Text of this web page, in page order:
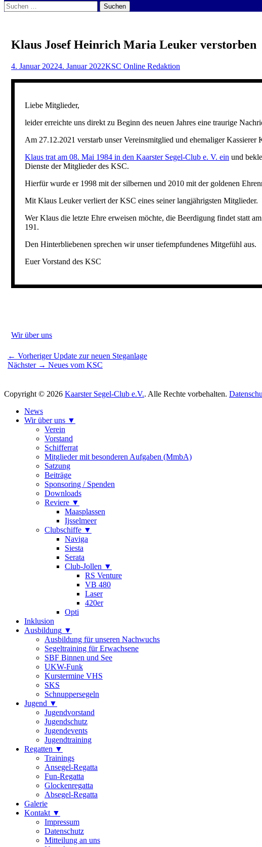
Suchen
Suchen
nach:
Klaus Josef Heinrich Maria Leuker verstorben
Veröffentlicht
4. Januar 20224. Januar 2022Autor
KSC Online Redaktion
Liebe Mitglieder,
leider erreichte uns direkt zu Beginn des neuen Jahres eine traurige
Am 27.12.2021 verstarb unser Vereinsmitglied und ehemaliger Kassierer
Klaus trat am 08. Mai 1984 in den Kaarster Segel-Club e. V. ein und
Dienste der Mitglieder des KSC.
Hierfür wurde er 1998 mit der silbernen und 2010 mit der goldenen
Mit Klaus Leuker verliert der KSC eines seiner langjährigsten Mitglieder.
Wer Klaus die letzte Ehre erweisen möchte, die Beerdigung findet statt
191.
Den Hinterbliebenen sprechen wir unser tiefempfundenes Mitgefühl aus.
Euer Vorstand des KSC
Kategorien
Wir über uns
Beitragsnavigation
← Vorheriger Vorheriger
Beitrag:
Update zur neuen Steganlage
Nächster → Nächster
Neues vom KSC
Copyright © 2026 Kaarster Segel-Club e.V.. Alle Rechte vorbehalten.
oben
scrollen
News
Wir über uns
Verein
Vorstand
Schifferrat
Mitglieder mit besonderen Aufgaben (MmbA)
Satzung
Beiträge
Sponsoring / Spenden
Downloads
Reviere
Maasplassen
Ijsselmeer
Clubschiffe
Naviga
Siesta
Serata
Club-Jollen
RS Venture
VB 480
Laser
420er
Opti
Inklusion
Ausbildung
Ausbildung für unseren Nachwuchs
Segeltraining für Erwachsene
SBF Binnen und See
UKW-Funk
Kurstermine VHS
SKS
Schnuppersegeln
Jugend
Jugendvorstand
Jugendschutz
Jugendevents
Jugendtraining
Regatten
Trainings
Ansegel-Regatta
Fun-Regatta
Glockenregatta
Absegel-Regatta
Galerie
Kontakt
Impressum
Datenschutz
Mitteilung an uns